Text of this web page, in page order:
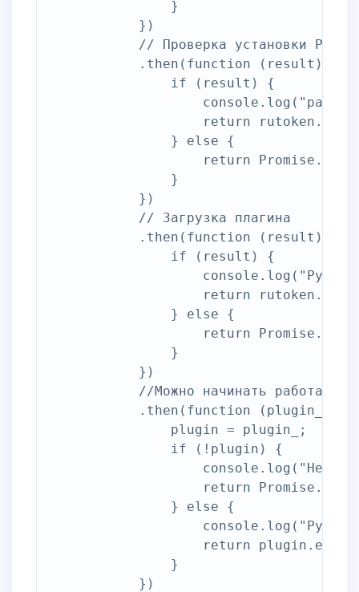
                }
            })
// Проверка установки
            .then(function (result) {
                if (result) {
return
                } else {
return
                }
            })
            // Загрузка плагина
            .then(function (result) {
                if (result) {
return
                } else {
return
                }
            })
//Можно начинать работать
            .then(function (plugin_) {
                plugin = plugin_;
                if (!plugin) {
console.log("Не
return
                } else {
return
                }
            })